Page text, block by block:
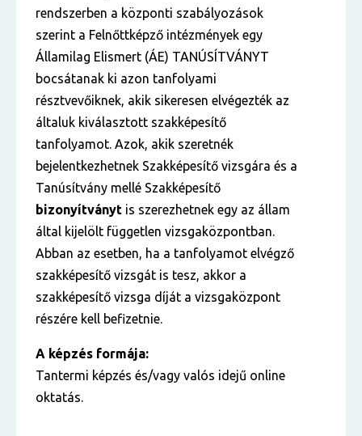
rendszerben a központi szabályozások
szerint a Felnőttképző intézmények egy
Államilag Elismert (ÁE) TANÚSÍTVÁNYT
bocsátanak ki azon tanfolyami
résztvevőiknek, akik sikeresen elvégezték az
általuk kiválasztott szakképesítő
tanfolyamot. Azok, akik szeretnék
bejelentkezhetnek Szakképesítő vizsgára és a
Tanúsítvány mellé Szakképesítő
bizonyítványt is szerezhetnek egy az állam
által kijelölt független vizsgaközpontban.
Abban az esetben, ha a tanfolyamot elvégző
szakképesítő vizsgát is tesz, akkor a
szakképesítő vizsga díját a vizsgaközpont
részére kell befizetnie.
A képzés formája:
Tantermi képzés és/vagy valós idejű online
oktatás.